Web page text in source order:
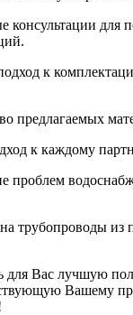
консультации для
к
предлагаемых
к каждому
проблем
трубопроводы из
для Вас лучшую
Вашему